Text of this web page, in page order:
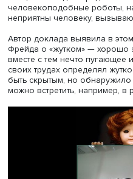
Таисия Кучинская
журнала: благодаря
стоит забывать, что
войны и имел
цель пропаганды
читателей с различными
трансляции ценностей
результате журнал
для советских и